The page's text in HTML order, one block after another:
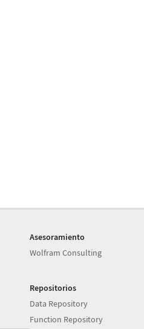
Asesoramiento
Wolfram Consulting
Repositorios
Data Repository
Function Repository